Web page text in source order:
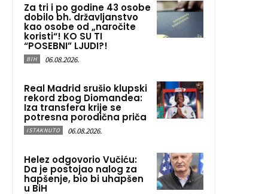
Za tri i po godine 43 osobe
dobilo bh. državljanstvo
kao osobe od „naročite
koristi“! KO SU TI
“POSEBNI” LJUDI?!
BIH 06.08.2026.
Real Madrid srušio klupski
rekord zbog Diomandea:
Iza transfera krije se
potresna porodična priča
ISTAKNUTO 06.08.2026.
Helez odgovorio Vučiću:
Da je postojao nalog za
hapšenje, bio bi uhapšen
u BiH